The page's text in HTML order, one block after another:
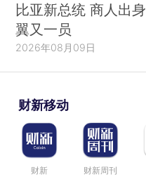
比亚新总统 商人出
翼又一员
2026年08月09日
财新移动
财新 财新周刊